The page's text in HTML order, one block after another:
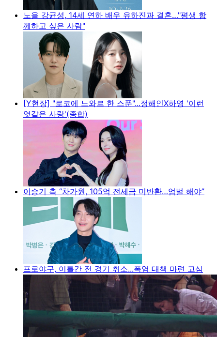
노을 강균성, 14세 연하 배우 유하진과 결혼…"평생 함
께하고 싶은 사람"
[Y현장] "로코에 느와르 한 스푼"...정해인X하영 '이런
엿같은 사랑'(종합)
이승기 측 “차가원, 105억 전세금 미반환…엄벌 해야”
프로야구, 이틀간 전 경기 취소...폭염 대책 마련 고심